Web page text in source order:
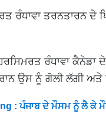
ਰੰਧਾਵਾ ਤਰਨਤਾਰਨ
ਰੰਧਾਵਾ
ਉਸ ਨੂੰ ਗੋਲੀ ਲੱਗੀ
: ਪੰਜਾਬ ਦੇ ਮੌਸਮ ਨੂੰ ਲੈ ਕੇ